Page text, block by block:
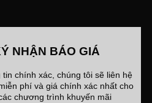
NHẬN BÁO GIÁ
tin chính xác, chúng tôi sẽ liên hệ
phí và giá chính xác nhất cho
chương trình khuyến mãi